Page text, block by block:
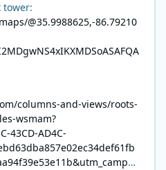
tower:
@35.9988625,-86.79210
columns-and-views/roots-
wsmam?
43CD-AD4C-